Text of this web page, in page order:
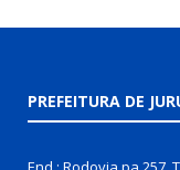
PREFEITURA DE